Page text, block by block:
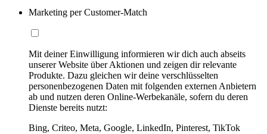
Marketing per Customer-Match
Mit deiner Einwilligung informieren wir dich auch abseits
unserer Website über Aktionen und zeigen dir relevante
Produkte. Dazu gleichen wir deine verschlüsselten
personenbezogenen Daten mit folgenden externen Anbietern
ab und nutzen deren Online-Werbekanäle, sofern du deren
Dienste bereits nutzt:
Bing, Criteo, Meta, Google, LinkedIn, Pinterest, TikTok